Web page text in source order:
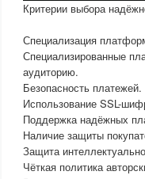
Критерии выбора
Специализация
Специализированные
аудиторию.
Безопасность платежей.
Использование SSL-
Поддержка надёжных
Наличие защиты
Защита
Чёткая политика